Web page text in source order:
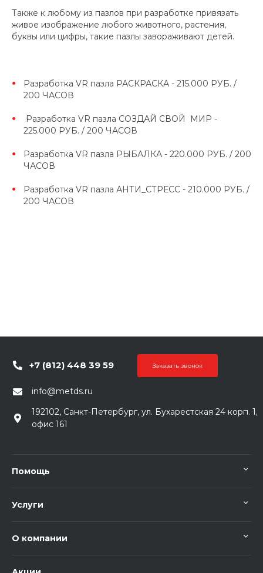
Также к любому из пазлов при разработке привязать
живое изображение любого животного, растения,
буквы или цифры, такие пазлы завораживают детей.
Разработка VR пазла РАСКРАСКА - 215.000 РУБ. /
200 ЧАСОВ
Разработка VR пазла СОЗДАЙ СВОЙ МИР -
225.000 РУБ. / 200 ЧАСОВ
Разработка VR пазла РЫБАЛКА - 220.000 РУБ. / 200
ЧАСОВ
Разработка VR пазла АНТИ_СТРЕСС - 210.000 РУБ. /
200 ЧАСОВ
+7 (812) 448 39 59 Заказать звонок
info@metds.ru
192102, Санкт-Петербург, ул. Бухарестская 24 корп. 1,
офис 161
Помощь
Услуги
О компании